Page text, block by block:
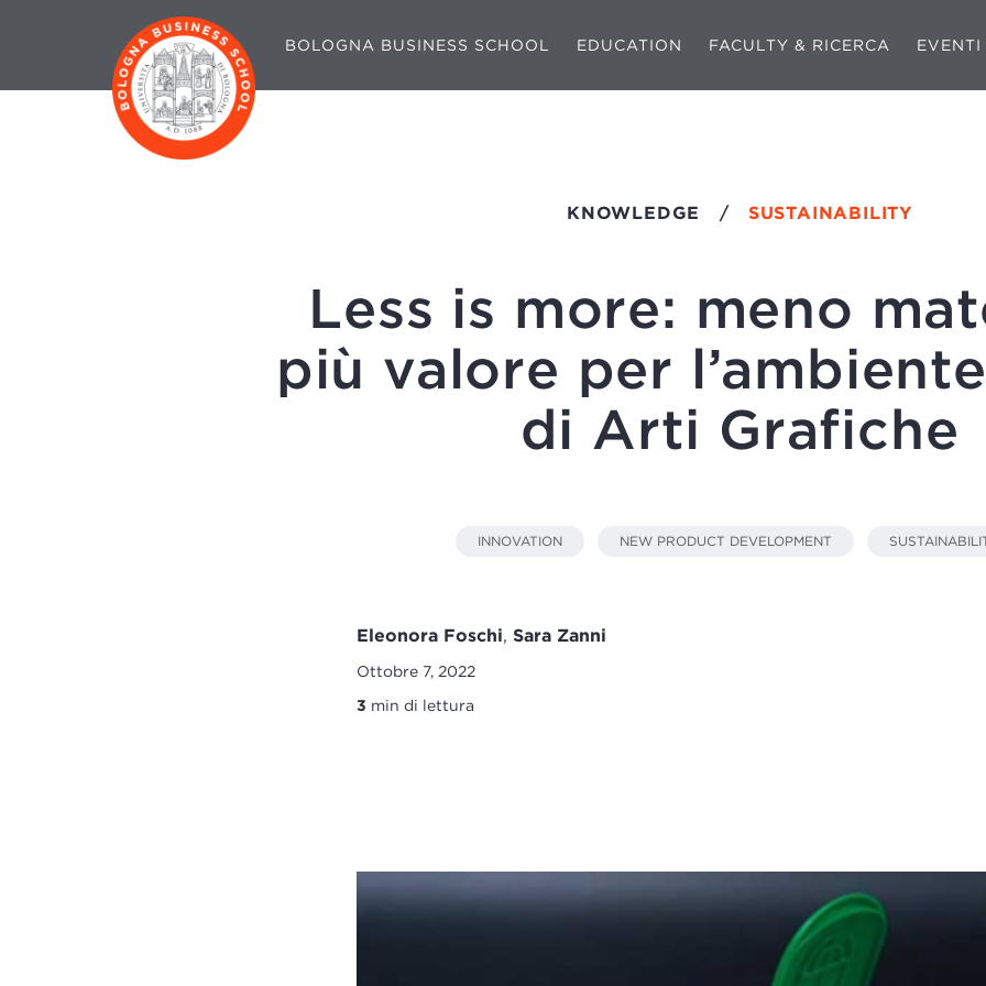
BOLOGNA BUSINESS SCHOOL EDUCATION FACULTY & RICERCA EVENTI
KNOWLEDGE / SUSTAINABILITY
Less is more: meno
più valore per
di Arti Grafiche
INNOVATION NEW PRODUCT DEVELOPMENT
Eleonora Foschi, Sara Zanni
Ottobre 7, 2022
3 min di lettura